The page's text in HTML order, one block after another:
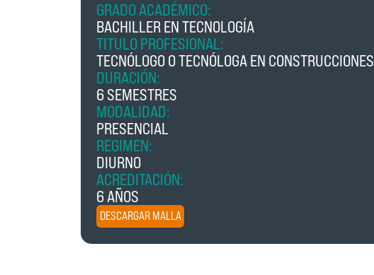
GRADO ACADÉMICO:
BACHILLER EN TECNOLOGÍA
TITULO PROFESIONAL:
TECNÓLOGO O TECNÓLOGA EN CONSTRUCCIONES
DURACIÓN:
6 SEMESTRES
MODALIDAD:
PRESENCIAL
REGIMEN:
DIURNO
ACREDITACIÓN:
6 AÑOS
DESCARGAR MALLA